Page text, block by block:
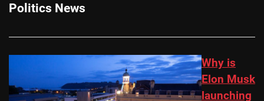
Politics News
Why is
Elon Musk
launching